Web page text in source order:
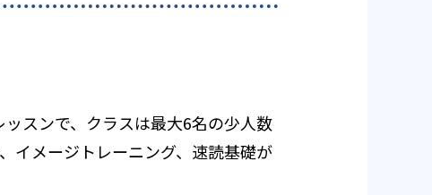
スンで、クラスは最大6名の少人数
イメージトレーニング、速読基礎が